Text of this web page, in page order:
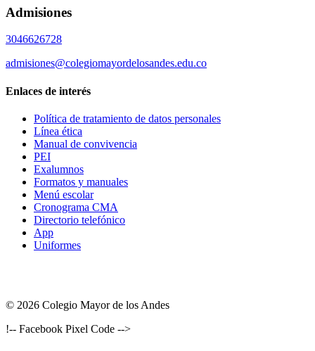
Admisiones
3046626728
admisiones@colegiomayordelosandes.edu.co
Enlaces de interés
Política de tratamiento de datos personales
Línea ética
Manual de convivencia
PEI
Exalumnos
Formatos y manuales
Menú escolar
Cronograma CMA
Directorio telefónico
App
Uniformes
© 2026 Colegio Mayor de los Andes
!-- Facebook Pixel Code -->